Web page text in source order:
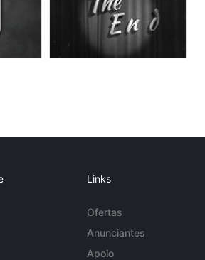
Links
Ofertas
Anunciantes
Apoio